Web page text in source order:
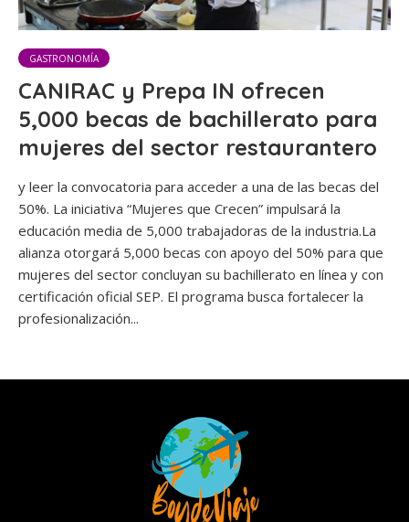
GASTRONOMÍA
CANIRAC y Prepa IN ofrecen
5,000 becas de bachillerato para
mujeres del sector restaurantero
y leer la convocatoria para acceder a una de las becas del
50%. La iniciativa “Mujeres que Crecen” impulsará la
educación media de 5,000 trabajadoras de la industria.La
alianza otorgará 5,000 becas con apoyo del 50% para que
mujeres del sector concluyan su bachillerato en línea y con
certificación oficial SEP. El programa busca fortalecer la
profesionalización...